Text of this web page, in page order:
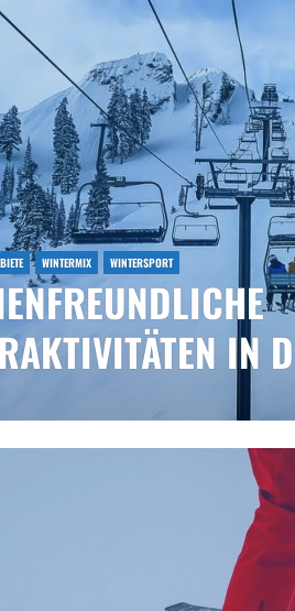
WINTERMIX WINTERSPORT
IN